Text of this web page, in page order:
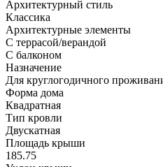
Архитектурный стиль
Классика
Архитектурные элементы
С террасой/верандой
С балконом
Назначение
Для круглогодичного
Форма дома
Квадратная
Тип кровли
Двускатная
Площадь крыши
185.75